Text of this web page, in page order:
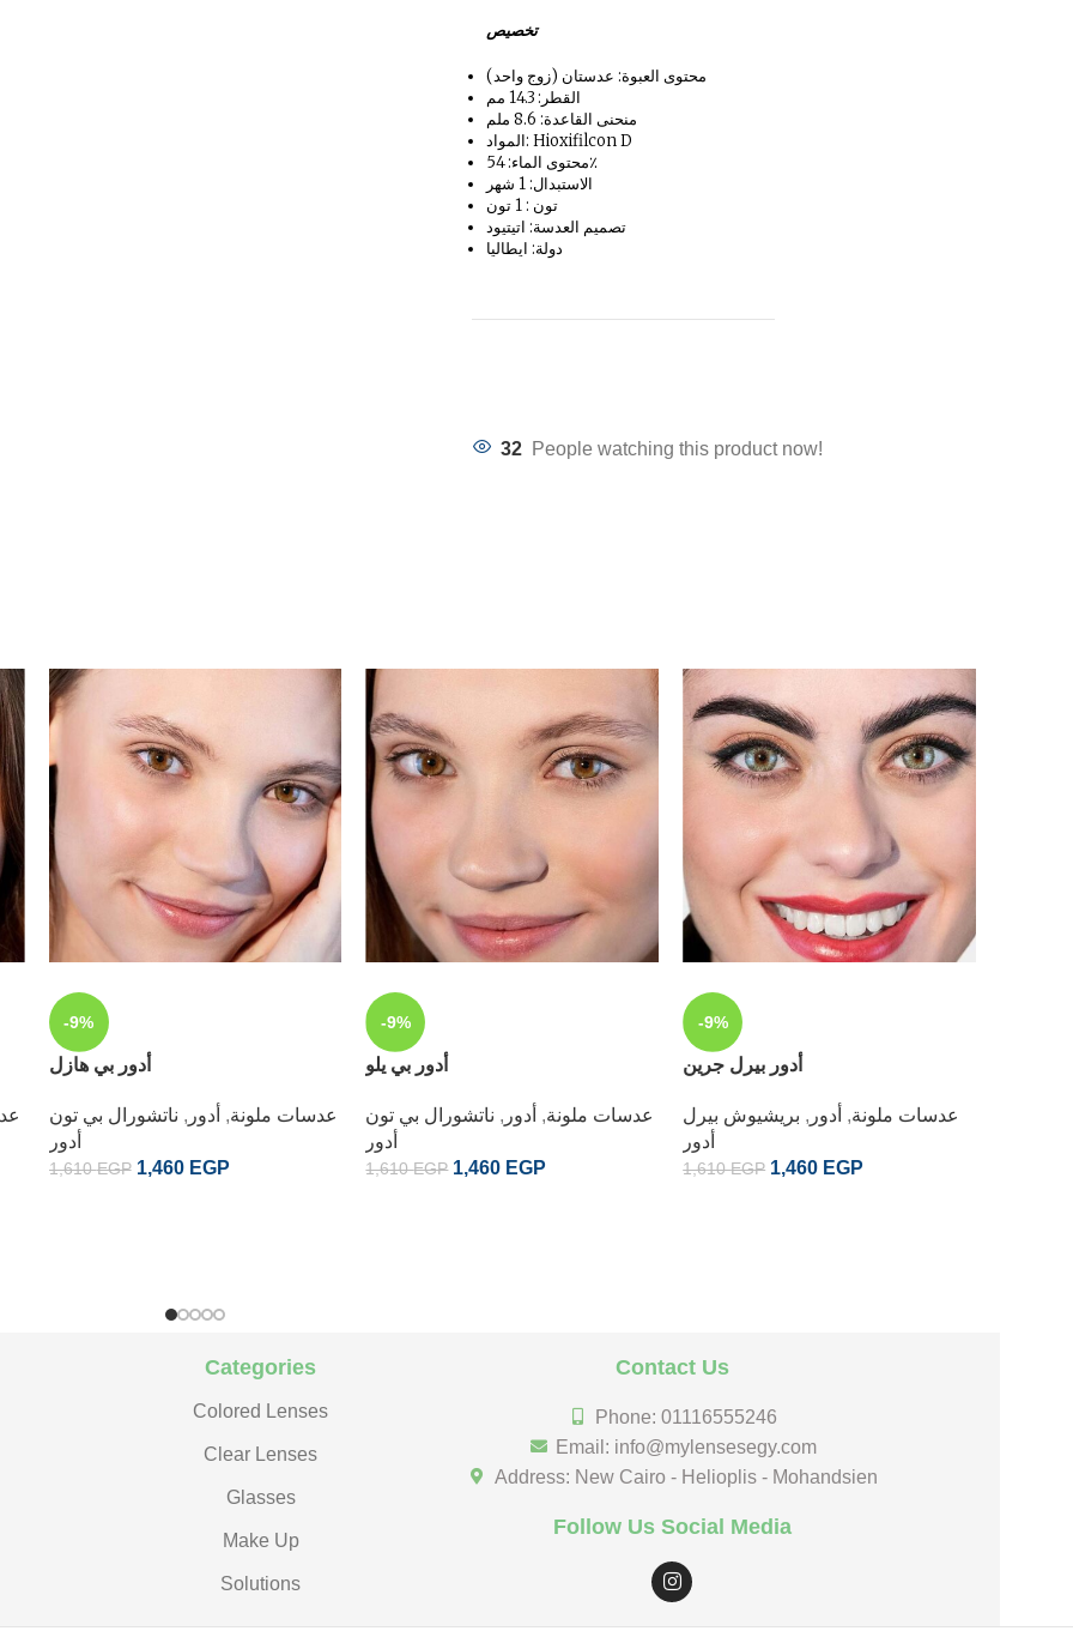
تخصيص
محتوى العبوة: عدستان (زوج واحد)
القطر: 14.3 مم
منحنى القاعدة: 8.6 ملم
المواد: Hioxifilcon D
محتوى الماء: 54٪
الاستبدال: 1 شهر
تون : 1 تون
تصميم العدسة: اتيتيود
دولة: ايطاليا
32 People watching this product now!
-9%
أدور بي هازل
عدسات ملونة, أدور , ناتشورال بي تون
أدور
1,610EGP 1,460 EGP
-9%
أدور بي يلو
عدسات ملونة, أدور , ناتشورال بي تون
أدور
1,610EGP 1,460 EGP
-9%
أدور بيرل جرين
عدسات ملونة, أدور , بريشيوش بيرل
أدور
1,610EGP 1,460 EGP
Categories
Colored Lenses
Clear Lenses
Glasses
Make Up
Solutions
Contact Us
Phone: 01116555246
Email: info@mylensesegy.com
Address: New Cairo - Helioplis - Mohandsien
Follow Us Social Media